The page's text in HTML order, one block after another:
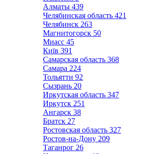
Алматы 439
Челябинская область 421
Челябинск 263
Магнитогорск 50
Миасс 45
Київ 391
Самарская область 368
Самара 224
Тольятти 92
Сызрань 20
Иркутская область 347
Иркутск 251
Ангарск 38
Братск 27
Ростовская область 327
Ростов-на-Дону 209
Таганрог 26